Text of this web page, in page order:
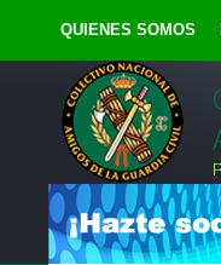
QUIENES SOMOS